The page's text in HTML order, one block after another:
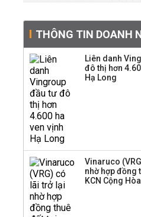
phát
Sau nhịp
mạnh,
cơ hội ở
thanh lý
hàng
THÔNG TIN DOANH
Liên danh
đô thị hơn
Hạ Long
Vinaruco
nhờ hợp đồng
KCN Cộng Hòa